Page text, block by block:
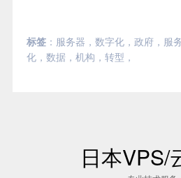
标签： 服务器 ， 数字化， 政府， 服
化， 数据， 机构 ， 转型 ，
日本VPS/